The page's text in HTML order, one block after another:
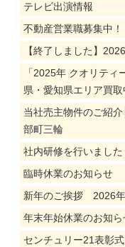
テレビ出演情報
不動産営業職募集中！
【終了しました】
「2025年 クオリテ
県・愛知県エリア買取
当社売主物件のご紹
部町三輪
社内研修を行いました
臨時休業のお知らせ
新年のご挨拶 2026年
年末年始休業のお知ら
センチュリー21表彰